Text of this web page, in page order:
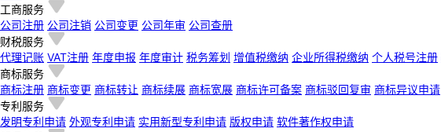
工商服务
公司注册 公司注销 公司变更 公司年审 公司查册
财税服务
代理记账 VAT注册 年度申报 年度审计 税务筹划 增值税缴纳 企业所得税缴纳 个人税号注册
商标服务
商标注册 商标变更 商标转让 商标续展 商标宽展 商标许可备案 商标驳回复审 商标异议申请
专利服务
发明专利申请 外观专利申请 实用新型专利申请 版权申请 软件著作权申请